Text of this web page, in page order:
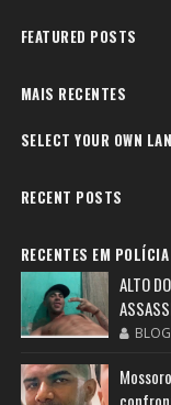
FEATURED POSTS
MAIS RECENTES
SELECT YOUR OWN
RECENT POSTS
RECENTES EM POLÍCIA
ALTO